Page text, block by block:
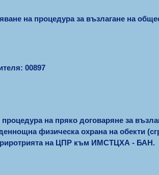
на процедура за възлагане на
00897
процедура на пряко договаряне за
физическа охрана на обекти
на ЦПР към ИМСТЦХА - БАН.